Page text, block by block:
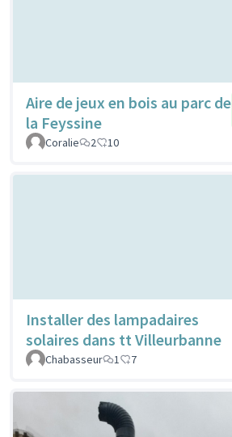
Aire de jeux en bois au parc de
la Feyssine
Coralie
2 10
Installer des lampadaires
solaires dans tt Villeurbanne
Chabasseur
1 7